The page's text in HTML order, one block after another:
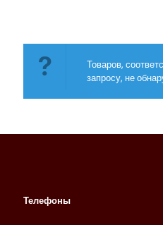
Товаров,
запросу, не
Телефоны